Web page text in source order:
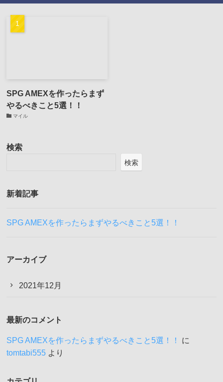
SPG AMEXを作ったらまず
やるべきこと5選！！
マイル
検索
検索
新着記事
SPG AMEXを作ったらまずやるべきこと5選！！
アーカイブ
2021年12月
最新のコメント
SPG AMEXを作ったらまずやるべきこと5選！！
に
tomtabi555 より